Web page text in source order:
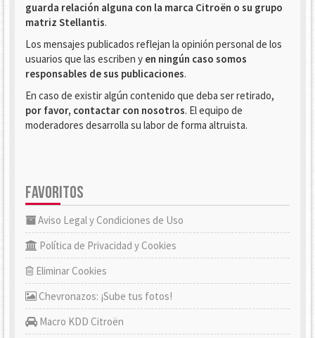
guarda relación alguna con la marca Citroën o su grupo
matriz Stellantis.
Los mensajes publicados reflejan la opinión personal de los
usuarios que las escriben y en ningún caso somos
responsables de sus publicaciones.
En caso de existir algún contenido que deba ser retirado,
por favor, contactar con nosotros. El equipo de
moderadores desarrolla su labor de forma altruista.
FAVORITOS
Aviso Legal y Condiciones de Uso
Política de Privacidad y Cookies
Eliminar Cookies
Chevronazos: ¡Sube tus fotos!
Macro KDD Citroën